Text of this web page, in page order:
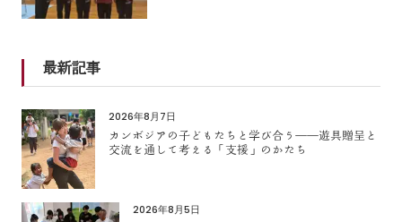
最新記事
2026年8月7日
カンボジアの子どもたちと学び合う――遊具贈呈と
交流を通して考える「支援」のかたち
2026年8月5日